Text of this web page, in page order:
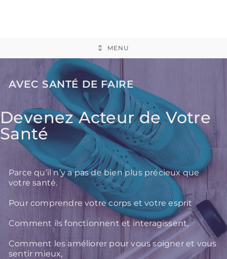
MENU
AVEC SANTÉ DE FAIRE
Devenez Acteur de Votre
Santé
Parce qu’il n’y a pas de bien plus précieux que
votre santé.
Pour comprendre votre corps et votre esprit
Comment ils fonctionnent et interagissent,
Comment les améliorer pour vous soigner et vous
sentir mieux,